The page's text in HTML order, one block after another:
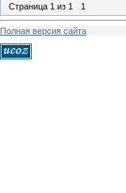
Страница 1 из 1 1
Полная версия сайта